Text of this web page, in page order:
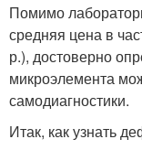
Помимо
средняя цена в
р.), достоверно
микроэлемента
самодиагностики.
Итак, как узнать